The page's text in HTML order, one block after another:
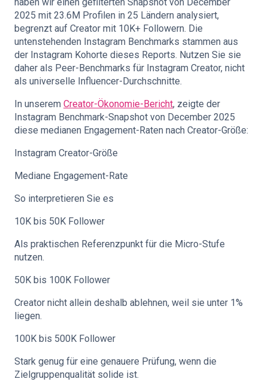
2025 mit 23.6M Profilen in 25 Ländern analysiert,
begrenzt auf Creator mit 10K+ Followern. Die
untenstehenden Instagram Benchmarks stammen aus
der Instagram Kohorte dieses Reports. Nutzen Sie sie
daher als Peer-Benchmarks für Instagram Creator, nicht
als universelle Influencer-Durchschnitte.
In unserem Creator-Ökonomie-Bericht, zeigte der
Instagram Benchmark-Snapshot von December 2025
diese medianen Engagement-Raten nach Creator-Größe:
Instagram Creator-Größe
Mediane Engagement-Rate
So interpretieren Sie es
10K bis 50K Follower
Als praktischen Referenzpunkt für die Micro-Stufe
nutzen.
50K bis 100K Follower
Creator nicht allein deshalb ablehnen, weil sie unter 1%
liegen.
100K bis 500K Follower
Stark genug für eine genauere Prüfung, wenn die
Zielgruppenqualität solide ist.